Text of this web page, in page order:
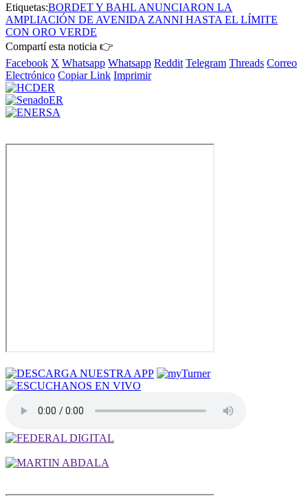
Etiquetas:BORDET Y BAHL ANUNCIARON LA
AMPLIACIÓN DE AVENIDA ZANNI HASTA EL LÍMITE
CON ORO VERDE
Compartí esta noticia 👉
Facebook X Whatsapp Whatsapp Reddit Telegram Threads Correo
Electrónico Copiar Link Imprimir